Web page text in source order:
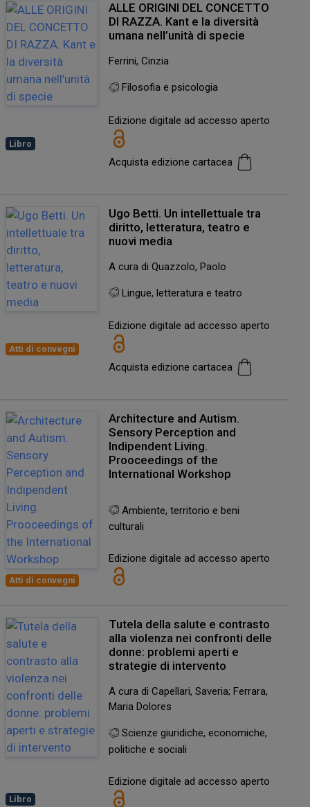
Libro
ALLE ORIGINI DEL CONCETTO
DI RAZZA. Kant e la diversità
umana nell’unità di specie
Ferrini, Cinzia
Filosofia e psicologia
Edizione digitale ad accesso aperto
Acquista edizione cartacea
Atti di convegni
Ugo Betti. Un intellettuale tra
diritto, letteratura, teatro e
nuovi media
A cura di Quazzolo, Paolo
Lingue, letteratura e teatro
Edizione digitale ad accesso aperto
Acquista edizione cartacea
Atti di convegni
Architecture and Autism.
Sensory Perception and
Indipendent Living.
Prooceedings of the
International Workshop
Ambiente, territorio e beni
culturali
Edizione digitale ad accesso aperto
Libro
Tutela della salute e contrasto
alla violenza nei confronti delle
donne: problemi aperti e
strategie di intervento
A cura di Capellari, Saveria; Ferrara,
Maria Dolores
Scienze giuridiche, economiche,
politiche e sociali
Edizione digitale ad accesso aperto